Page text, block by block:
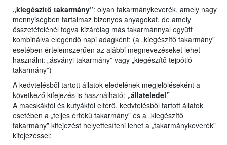
„kiegészítő takarmány”: olyan takarmánykeverék, amely nagy
mennyiségben tartalmaz bizonyos anyagokat, de amely
összetételénél fogva kizárólag más takarmánnyal együtt
kombinálva elegendő napi adagként; (a „kiegészítő takarmány”
esetében értelemszerűen az alábbi megnevezéseket lehet
használni: „ásványi takarmány” vagy „kiegészítő tejpótló
takarmány”)
A kedvtelésből tartott állatok eledelének megjelöléseként a
következő kifejezés is használható: „állateledel”
A macskáktól és kutyáktól eltérő, kedvtelésből tartott állatok
esetében a „teljes értékű takarmány” és a „kiegészítő
takarmány” kifejezést helyettesíteni lehet a „takarmánykeverék”
kifejezéssel;